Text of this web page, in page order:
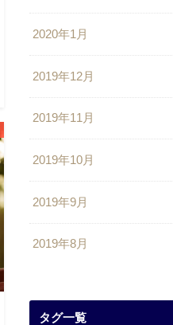
2020年1月
2019年12月
2019年11月
2019年10月
2019年9月
2019年8月
タグ一覧